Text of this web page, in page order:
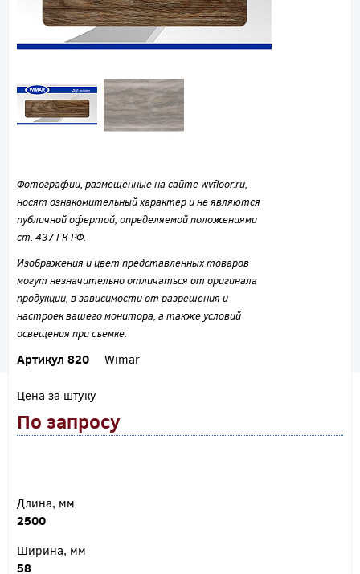
Фотографии, размещённые на сайте wvfloor.ru,
носят ознакомительный характер и не являются
публичной офертой, определяемой положениями
ст. 437 ГК РФ.
Изображения и цвет представленных товаров
могут незначительно отличаться от оригинала
продукции, в зависимости от разрешения и
настроек вашего монитора, а также условий
освещения при съемке.
Артикул 820 Wimar
Цена за штуку
По запросу
Длина, мм
2500
Ширина, мм
58